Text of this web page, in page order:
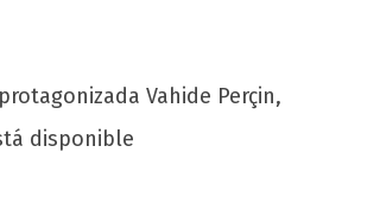
Vahide Perçin,
disponible